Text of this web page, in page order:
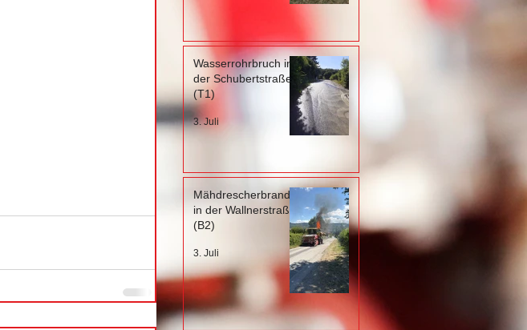
Wasserrohrbruch in
der Schubertstraße
(T1)
3. Juli
Mähdrescherbrand
in der Wallnerstraße
(B2)
3. Juli